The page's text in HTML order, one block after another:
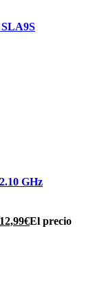
GHz
12,99€El precio